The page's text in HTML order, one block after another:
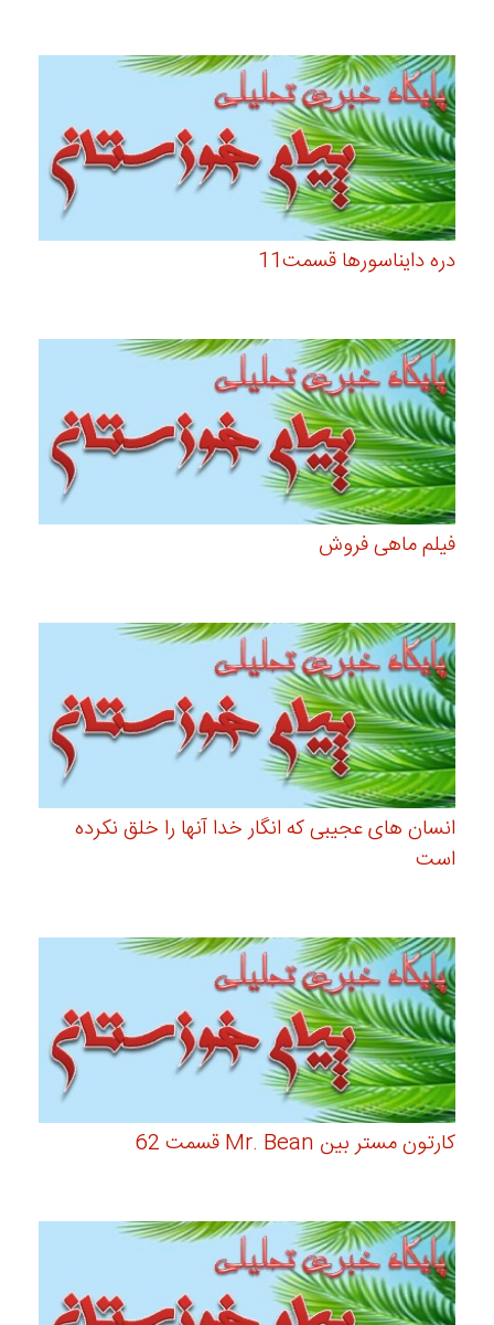
دره دایناسورها قسمت11
فیلم ماهی فروش
انسان های عجیبی که انگار خدا آنها را خلق نکرده
است
کارتون مستر بین Mr. Bean قسمت 62